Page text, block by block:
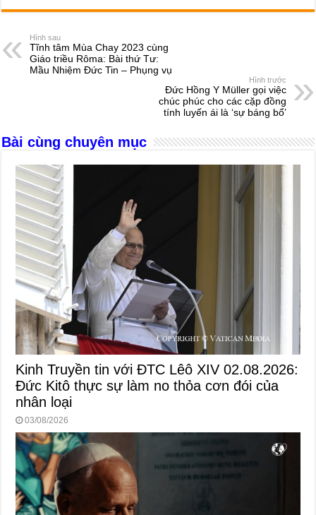
c
e
b
o
ss
n
g
at
A
p
e
d
s
er ail ar
Hình sau
Tĩnh tâm Mùa Chay 2023 cùng
Giáo triều Rôma: Bài thứ Tư:
Mầu Nhiệm Đức Tin – Phụng vụ
Hình trước
Đức Hồng Y Müller gọi việc
chúc phúc cho các cặp đồng
tính luyến ái là ‘sự báng bổ’
Bài cùng chuyên mục
Kinh Truyền tin với ĐTC Lêô XIV 02.08.2026:
Đức Kitô thực sự làm no thỏa cơn đói của
nhân loại
03/08/2026